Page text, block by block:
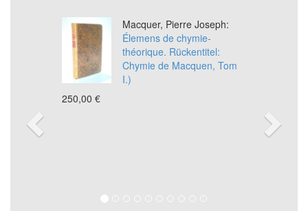
Macquer, Pierre Joseph:
Élemens de chymie-
théorique. Rückentitel:
Chymie de Macquen, Tom
I.)
250,00 €
Previous